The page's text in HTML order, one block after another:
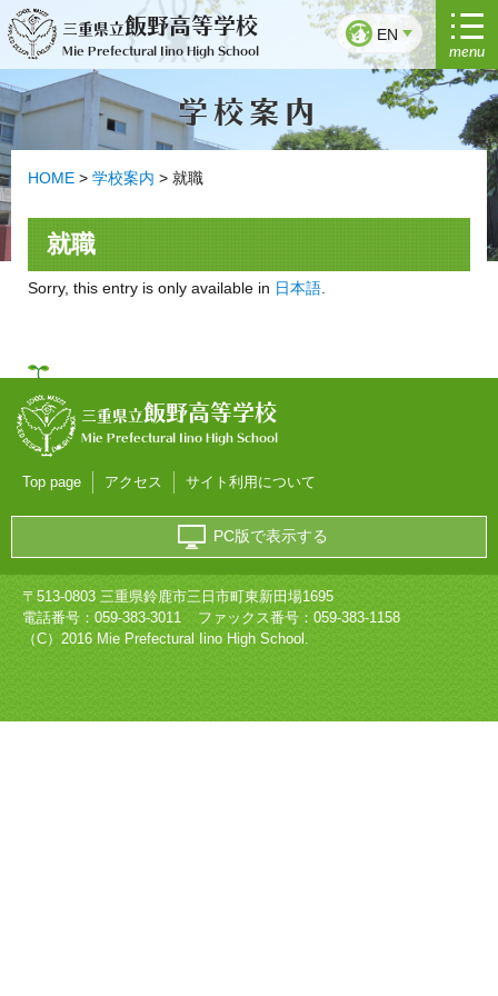
Skip
to
content
三重県立飯野高等学校
Mie Prefectural Iino High School
EN
menu
学校案内
HOME > 学校案内 > 就職
就職
Sorry, this entry is only available in 日本語
三重県立飯野高等学校
Mie Prefectural Iino High School
Top page アクセス サイト利用について
PC版で表示する
〒513-0803 三重県鈴鹿市三日市町東新田場1695
電話番号： 059-383-3011
ファックス番号：059-383-1158
（C）2016 Mie Prefectural Iino High School.